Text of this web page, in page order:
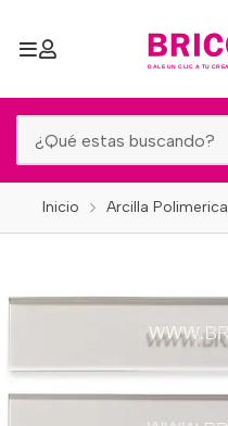
Inicio Arcilla Polimerica